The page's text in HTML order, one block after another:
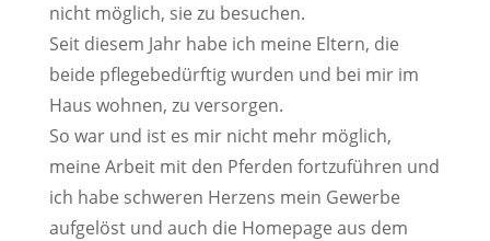
nicht möglich, sie zu besuchen.
Seit diesem Jahr habe ich meine Eltern, die
beide pflegebedürftig wurden und bei mir im
Haus wohnen, zu versorgen.
So war und ist es mir nicht mehr möglich,
meine Arbeit mit den Pferden fortzuführen und
ich habe schweren Herzens mein Gewerbe
aufgelöst und auch die Homepage aus dem